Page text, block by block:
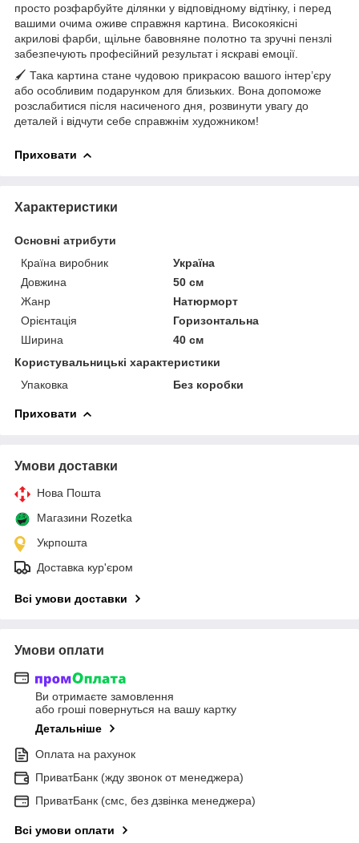
просто розфарбуйте ділянки у відповідному відтінку, і перед
вашими очима оживе справжня картина. Високоякісні
акрилові фарби, щільне бавовняне полотно та зручні пензлі
забезпечують професійний результат і яскраві емоції.
🖌 Така картина стане чудовою прикрасою вашого інтер’єру
або особливим подарунком для близьких. Вона допоможе
розслабитися після насиченого дня, розвинути увагу до
деталей і відчути себе справжнім художником!
Приховати
Характеристики
Основні атрибути
Країна виробник
Україна
Довжина
50 см
Жанр
Натюрморт
Орієнтація
Горизонтальна
Ширина
40 см
Користувальницькі характеристики
Упаковка
Без коробки
Приховати
Умови доставки
Нова Пошта
Магазини Rozetka
Укрпошта
Доставка кур'єром
Всі умови доставки
Умови оплати
Ви отримаєте замовлення
або гроші повернуться на вашу картку
Детальніше
Оплата на рахунок
ПриватБанк (жду звонок от менеджера)
ПриватБанк (смс, без дзвінка менеджера)
Всі умови оплати